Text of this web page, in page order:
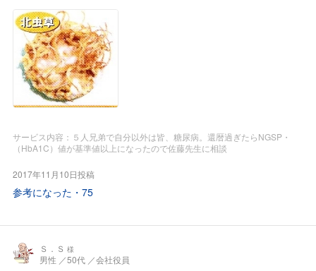
で主治医の先生に相談してとのこと。
早速に主治医に相談したら即日「処方せん」が発行されたの
で、すみれ漢方施薬院薬局へ持参。
処方せんは佐藤先生の御子息さんが専任で調剤されているの
で詳しく服薬指導をして戴きました。
御子息さんも佐藤先生のあとを継がれて漢方専門薬剤師を目
指すとかで先月は中国の武漢まで漢方研修に行かれたり毎
師とか)の講義に参加しています。
をはいて電気毛布が必要だったのに今年は素足で快眠出来て
いるのと下肢が強くなったようです。
すみれ漢方施薬院薬局さんは「保険が効く漢方薬は主治医の
先生に相談して」と言われ最適な漢方薬を教えてくれます。
そして保険が効かない動物性生薬配合の漢方薬とか漢方サプ
サービス内容：５人兄弟で自分以外は皆、糖尿病。還暦過ぎたらNGSP・
（HbA1C）値が基準値以上になったので佐藤先生に相談
2017年11月10日投稿
参考になった・ 75
Ｓ．Ｓ 様
男性 ／50代 ／会社役員